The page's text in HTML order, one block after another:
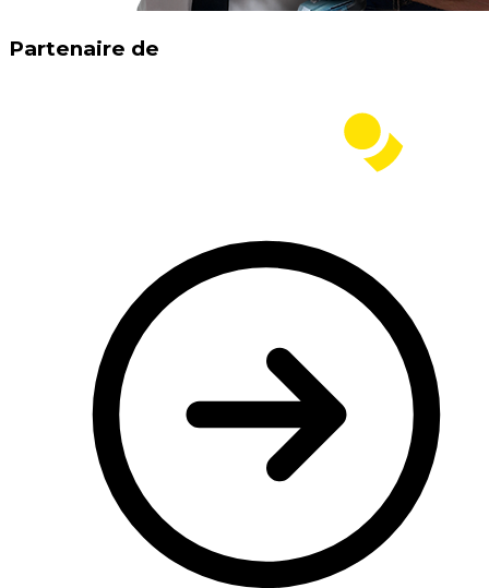
Partenaire de